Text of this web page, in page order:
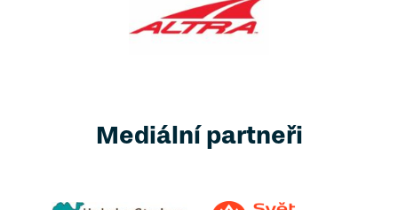
Mediální partneři